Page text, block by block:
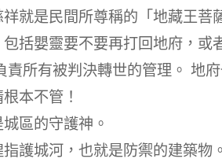
就是民間所尊稱的「地藏王菩
括嬰靈要不要再打回地府，或
責所有被判決轉世的管理。 地
本不管！
區的守護神。
護城河，也就是防禦的建築物